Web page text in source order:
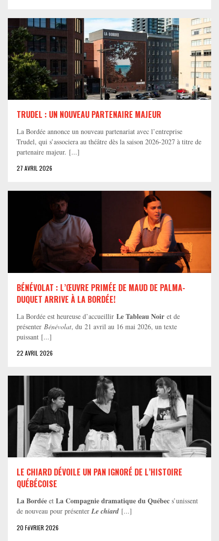
TRUDEL : UN NOUVEAU PARTENAIRE MAJEUR
La Bordée annonce un nouveau partenariat avec l’entreprise
Trudel, qui s’associera au théâtre dès la saison 2026-2027 à titre de
partenaire majeur. [...]
27 AVRIL 2026
BÉNÉVOLAT : L’ŒUVRE PRIMÉE DE MAUD DE PALMA-
DUQUET ARRIVE À LA BORDÉE!
La Bordée est heureuse d’accueillir Le Tableau Noir et de
présenter Bénévolat, du 21 avril au 16 mai 2026, un texte
puissant [...]
22 AVRIL 2026
LE CHIARD DÉVOILE UN PAN IGNORÉ DE L’HISTOIRE
QUÉBÉCOISE
La Bordée et La Compagnie dramatique du Québec s’unissent
de nouveau pour présenter Le chiard [...]
20 FéVRIER 2026